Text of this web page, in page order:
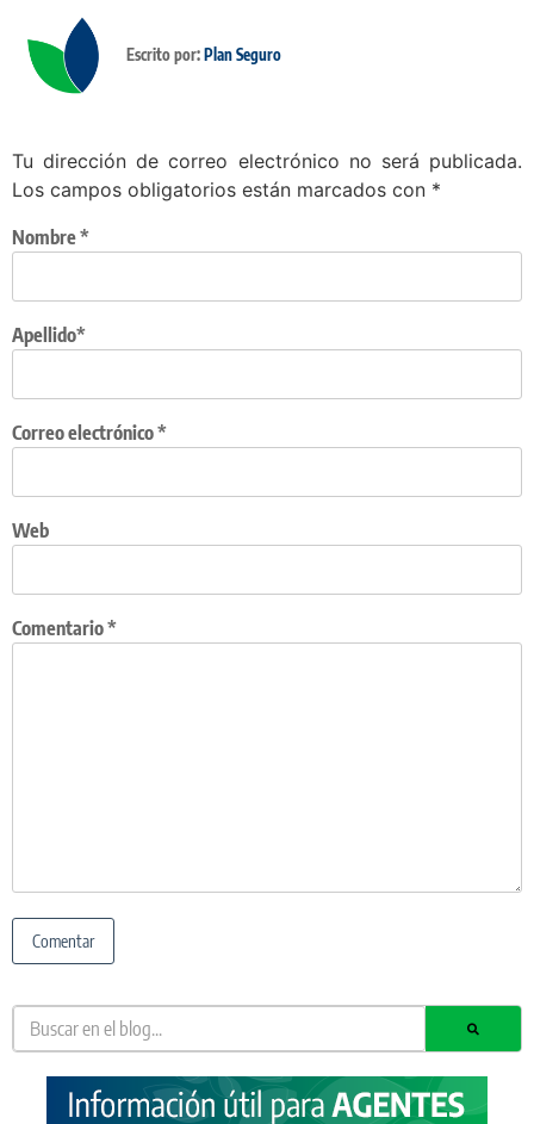
Escrito por: Plan Seguro
Tu dirección de correo electrónico no será publicada.
Los campos obligatorios están marcados con *
Apellido*
Nombre*
Correo electrónico*
Web
Comentario*